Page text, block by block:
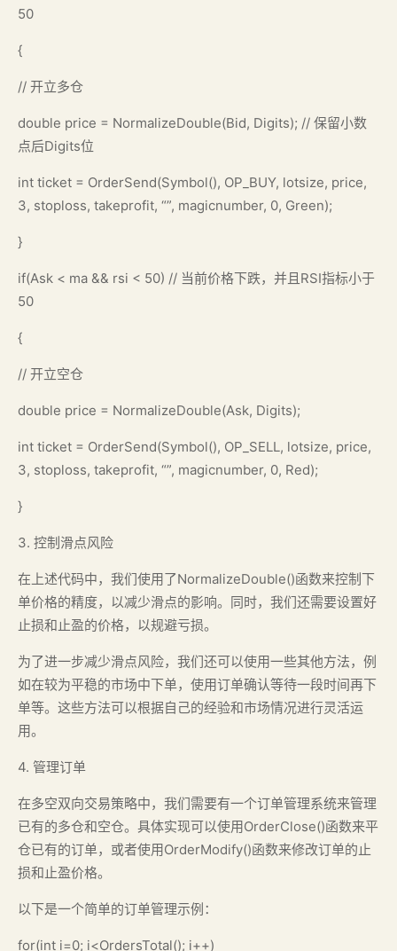
50
{
// 开立多仓
double price = NormalizeDouble(Bid, Digits); // 保留小数
点后Digits位
int ticket = OrderSend(Symbol(), OP_BUY, lotsize, price,
3, stoploss, takeprofit, “”, magicnumber, 0, Green);
}
if(Ask < ma && rsi < 50) // 当前价格下跌，并且RSI指标小于
50
{
// 开立空仓
double price = NormalizeDouble(Ask, Digits);
int ticket = OrderSend(Symbol(), OP_SELL, lotsize, price,
3, stoploss, takeprofit, “”, magicnumber, 0, Red);
}
3. 控制滑点风险
在上述代码中，我们使用了NormalizeDouble()函数来控制下
单价格的精度，以减少滑点的影响。同时，我们还需要设置好
止损和止盈的价格，以规避亏损。
为了进一步减少滑点风险，我们还可以使用一些其他方法，例
如在较为平稳的市场中下单，使用订单确认等待一段时间再下
单等。这些方法可以根据自己的经验和市场情况进行灵活运
用。
4. 管理订单
在多空双向交易策略中，我们需要有一个订单管理系统来管理
已有的多仓和空仓。具体实现可以使用OrderClose()函数来平
仓已有的订单，或者使用OrderModify()函数来修改订单的止
损和止盈价格。
以下是一个简单的订单管理示例：
for(int i=0; i<OrdersTotal(); i++)